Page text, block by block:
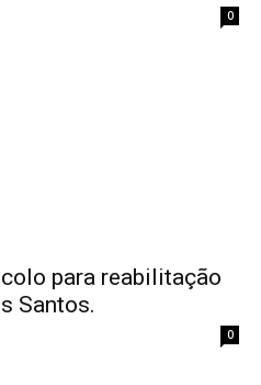
0
para reabilitação
Santos.
0